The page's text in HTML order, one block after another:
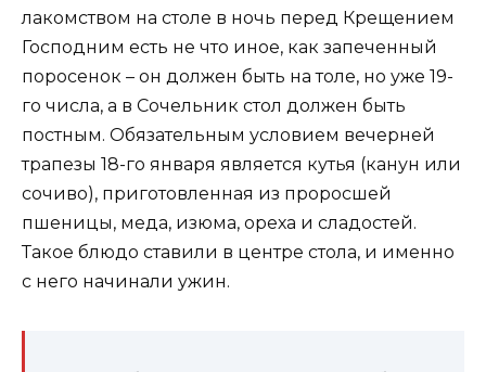
лакомством на столе в ночь перед Крещением
Господним есть не что иное, как запеченный
поросенок – он должен быть на толе, но уже 19-
го числа, а в Сочельник стол должен быть
постным. Обязательным условием вечерней
трапезы 18-го января является кутья (канун или
сочиво), приготовленная из проросшей
пшеницы, меда, изюма, ореха и сладостей.
Такое блюдо ставили в центре стола, и именно
с него начинали ужин.